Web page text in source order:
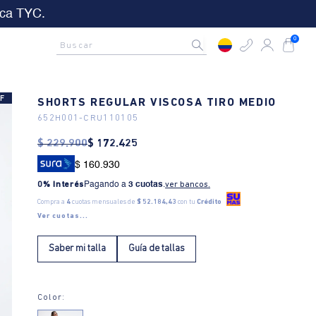
aplican
Rastrea tu pedido aquí
Buscar 0
SHORTS REGULAR VISCOSA TIRO MEDIO
652H001- CRU110105
$ 229.900$ 172.425
$ 160.930
0% Interés Pagando a3 cuotas.ver bancos.
Compra a 4cuotas mensuales de $ 52.184,43 con tuCrédito
Ver cuotas...
Saber mi talla Guía de tallas
Color: